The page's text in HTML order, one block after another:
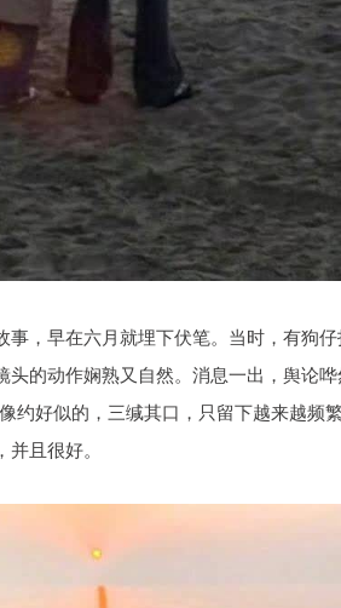
事，早在六月就埋下伏笔。当时，有狗
头的动作娴熟又自然。消息一出，舆论
约好似的，三缄其口，只留下越来越
且很好。